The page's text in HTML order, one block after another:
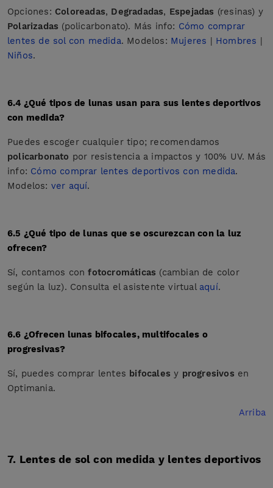
Opciones: Coloreadas, Degradadas, Espejadas (resinas) y
Polarizadas (policarbonato). Más info: Cómo comprar
lentes de sol con medida. Modelos: Mujeres | Hombres |
Niños.
6.4 ¿Qué tipos de lunas usan para sus lentes deportivos
con medida?
Puedes escoger cualquier tipo; recomendamos
policarbonato por resistencia a impactos y 100% UV. Más
info: Cómo comprar lentes deportivos con medida.
Modelos: ver aquí.
6.5 ¿Qué tipo de lunas que se oscurezcan con la luz
ofrecen?
Sí, contamos confotocromáticas (cambian de color
según la luz). Consulta el asistente virtual aquí.
6.6 ¿Ofrecen lunas bifocales, multifocales o
progresivas?
Sí, puedes comprar lentes bifocales y progresivos en
Optimania.
Arriba
7. Lentes de sol con medida y lentes deportivos